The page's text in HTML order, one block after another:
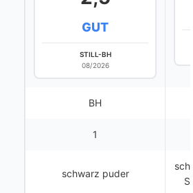
GUT
STILL-BH
08/2026
BH
1
schwarz puder